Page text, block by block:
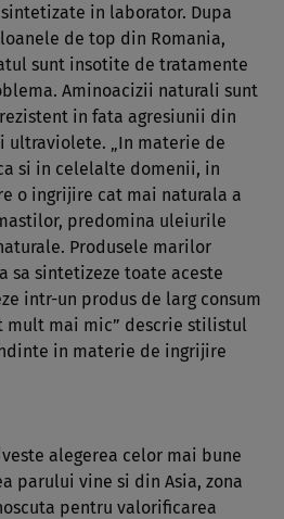
in laborator. Dupa
de top din Romania,
sunt insotite de tratamente
Aminoacizii naturali sunt
in fata agresiunii din
ultraviolete. „In materie de
si in celelalte domenii, in
o ingrijire cat mai naturala a
predomina uleiurile
Produsele marilor
sa sintetizeze toate aceste
intr-un produs de larg consum
mult mai mic” descrie stilistul
in materie de ingrijire
alegerea celor mai bune
parului vine si din Asia, zona
pentru valorificarea